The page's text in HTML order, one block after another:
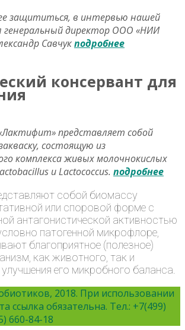
защититься, в интервью нашей
генеральный директор ООО «НИИ
Савчукподробнее
консервант для
представляет собой
состоящую из
комплекса живых молочнокислых
и Lactococcus. подробнее
собой биомассу
или споровой форме с
антагонистической активностью
патогенной микрофлоре,
благоприятное (полезное)
как животного, так и
его микробного баланса.
2018. При использовании
ссылка обязательна. Тел.: +7(499)
660-84-18